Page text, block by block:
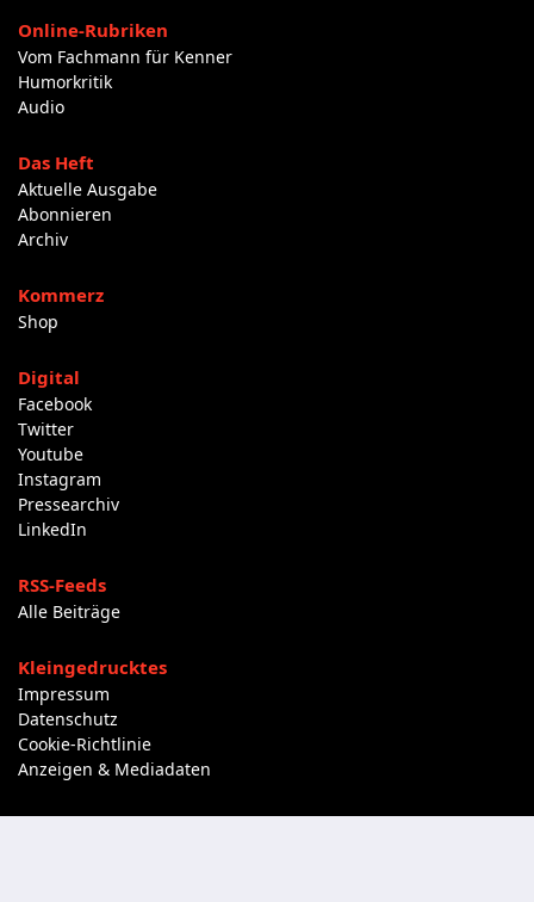
Online-Rubriken
Vom Fachmann für Kenner
Humorkritik
Audio
Das Heft
Aktuelle Ausgabe
Abonnieren
Archiv
Kommerz
Shop
Digital
Facebook
Twitter
Youtube
Instagram
Pressearchiv
LinkedIn
RSS-Feeds
Alle Beiträge
Kleingedrucktes
Impressum
Datenschutz
Cookie-Richtlinie
Anzeigen & Mediadaten